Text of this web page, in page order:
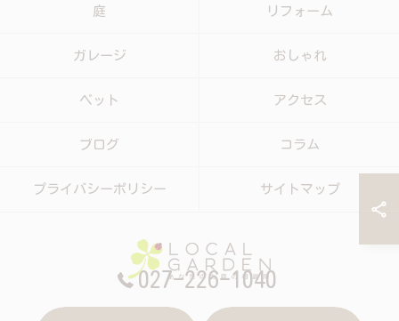
027-226-1040
庭 リフォーム
ガレージ おしゃれ
ペット アクセス
ブログ コラム
プライバシーポリシー サイトマップ